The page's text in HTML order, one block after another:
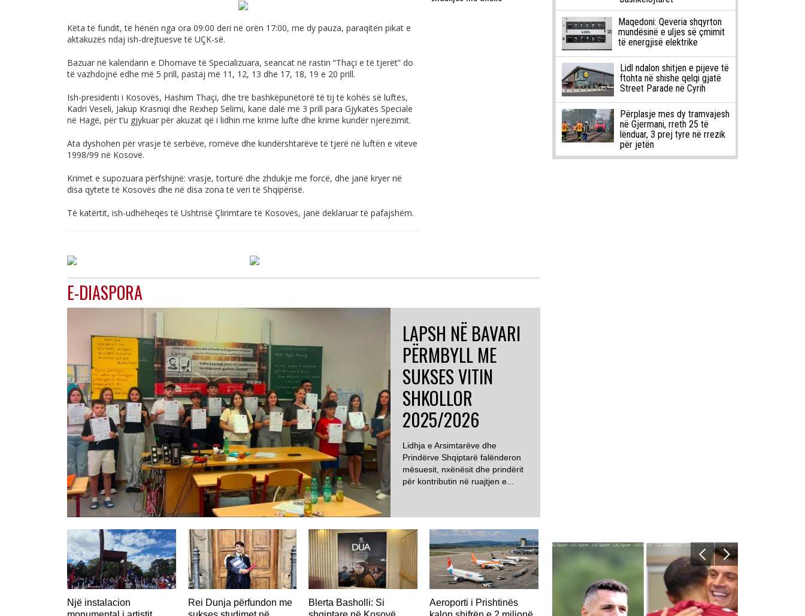
Këta të fundit, të hënën nga ora 09:00 deri në orën 17:00, me dy pauza, paraqitën pikat e
aktakuzës ndaj ish-drejtuesve të UÇK-së.
Bazuar në kalendarin e Dhomave të Specializuara, seancat në rastin “Thaçi e të tjerët” do
të vazhdojnë edhe më 5 prill, pastaj më 11, 12, 13 dhe 17, 18, 19 e 20 prill.
Ish-presidenti i Kosovës, Hashim Thaçi, dhe tre bashkëpunëtorë të tij të kohës së luftës,
Kadri Veseli, Jakup Krasniqi dhe Rexhep Selimi, kanë dalë më 3 prill para Gjykatës Speciale
në Hagë, për t’u gjykuar për akuzat që i lidhin me krime lufte dhe krime kundër njerëzimit.
Ata dyshohen për vrasje të serbëve, romëve dhe kundërshtarëve të tjerë në luftën e viteve
1998/99 në Kosovë.
Krimet e supozuara përfshijnë: vrasje, torturë dhe zhdukje me forcë, dhe janë kryer në
disa qytete të Kosovës dhe në disa zona të veri të Shqipërisë.
Të katërtit, ish-udhëheqës të Ushtrisë Çlirimtare të Kosovës, janë deklaruar të pafajshëm.
E-DIASPORA
LAPSH NË BAVARI
PËRMBYLL ME
SUKSES VITIN
SHKOLLOR
2025/2026
Lidhja e Arsimtarëve dhe
Prindërve Shqiptarë falënderon
mësuesit, nxënësit dhe prindërit
për kontributin në ruajtjen e...
Një instalacion
Rei Dunja përfundon me
Blerta Basholli: Si
Aeroporti i Prishtinës
Maqedoni: Qeveria shqyrton
mundësinë e uljes së çmimit
të energjisë elektrike
Lidl ndalon shitjen e pijeve të
ftohta në shishe qelqi gjatë
Street Parade në Cyrih
Përplasje mes dy tramvajesh
në Gjermani, rreth 25 të
lënduar, 3 prej tyre në rrezik
për jetën